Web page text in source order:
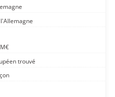
trouvé